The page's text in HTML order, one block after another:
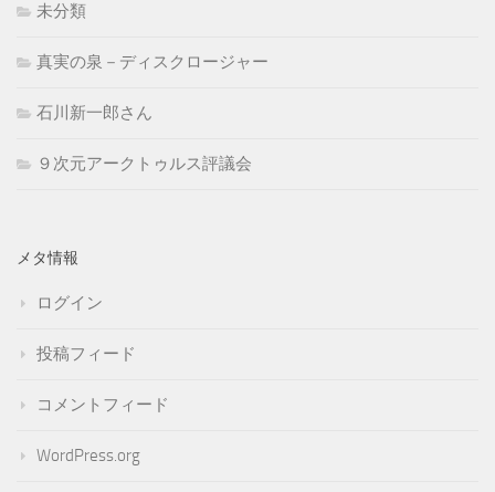
未分類
真実の泉－ディスクロージャー
石川新一郎さん
９次元アークトゥルス評議会
メタ情報
ログイン
投稿フィード
コメントフィード
WordPress.org